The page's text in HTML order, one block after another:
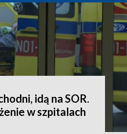
idą na SOR.
w szpitalach